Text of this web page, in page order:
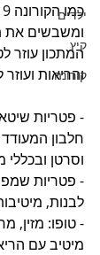
ילדים
קיץ
קורונה
ומשבשים את
המתכון עוזר
והריאות
- פטריות
חלבון המעודד
וסרטן ובכללי
- פטריות
לבנות,
- טופו: מזין,
מיטיב עם